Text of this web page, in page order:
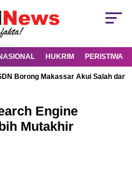
HUKRIM PERISTIWA
Borong Makassar Akui Salah dan
Engine
Mutakhir